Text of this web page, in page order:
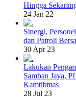
Hingga
24 Jan 22
Sinergi,
dan Patroli
30 Apr 23
Lakukan
Samban Jaya,
Kamtibmas
28 Jul 23